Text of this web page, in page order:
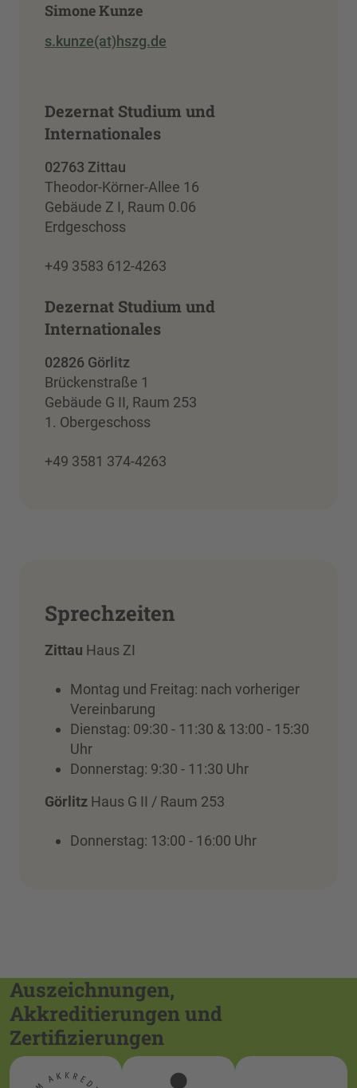
Simone Kunze
s.kunze(at)hszg.de
Dezernat Studium und
Internationales
02763 Zittau
Theodor-Körner-Allee 16
Gebäude Z I, Raum 0.06
Erdgeschoss
+49 3583 612-4263
Dezernat Studium und
Internationales
02826 Görlitz
Brückenstraße 1
Gebäude G II, Raum 253
1. Obergeschoss
+49 3581 374-4263
Sprechzeiten
Zittau Haus ZI
Montag und Freitag: nach vorheriger
Vereinbarung
Dienstag: 09:30 - 11:30 & 13:00 - 15:30
Uhr
Donnerstag: 9:30 - 11:30 Uhr
Görlitz Haus G II / Raum 253
Donnerstag: 13:00 - 16:00 Uhr
Auszeichnungen,
Akkreditierungen und
Zertifizierungen